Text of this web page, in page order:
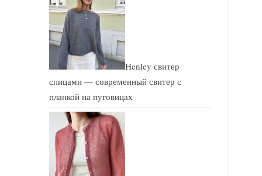
Henley свитер
спицами — современный свитер с
планкой на пуговицах